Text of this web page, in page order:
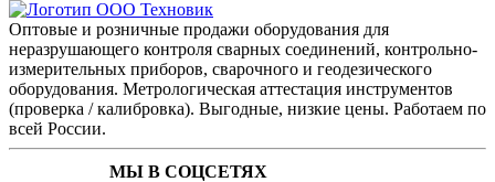
Оптовые и розничные продажи оборудования для
неразрушающего контроля сварных соединений, контрольно-
измерительных приборов, сварочного и геодезического
оборудования. Метрологическая аттестация инструментов
(проверка / калибровка). Выгодные, низкие цены. Работаем по
всей России.
МЫ В СОЦСЕТЯХ